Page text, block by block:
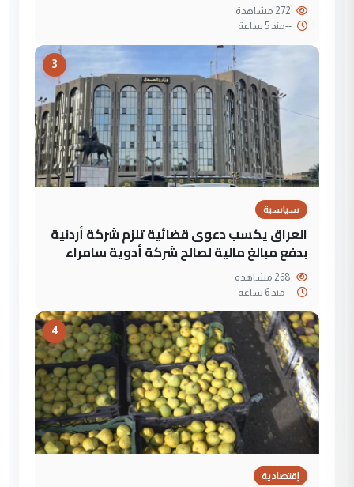
--منذ 5 ساعة
3
سياسية
العراق يكسب دعوى قضائية تلزم شركة أردنية
بدفع مبالغ مالية لصالح شركة أدوية سامراء
--منذ 6 ساعة
4
إقتصادية